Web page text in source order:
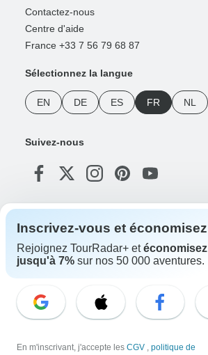
Contactez-nous
Centre d'aide
France +33 7 56 79 68 87
Sélectionnez la langue
EN DE ES FR NL
Suivez-nous
Inscrivez-vous et économisez
Rejoignez TourRadar+ etéconomisez
jusqu'à 7% sur nos 50 000 aventures.
En m'inscrivant, j'accepte les CGV , politique de